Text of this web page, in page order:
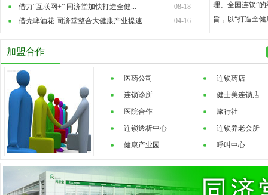
借力“互联网+” 同济堂加快打造全健...
08-18
借壳啤酒花 同济堂整合大健康产业提速
04-16
理、全国连锁”
旨，以“打造全
加盟合作
医药公司
连锁药店
连锁诊所
健士美连锁店
医院合作
旅行社
连锁透析中心
连锁养老会所
健康产业园
呼叫中心